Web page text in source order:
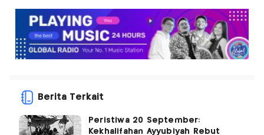
Berita Terkait
Peristiwa 20 September:
Kekhalifahan Ayyubiyah Rebut